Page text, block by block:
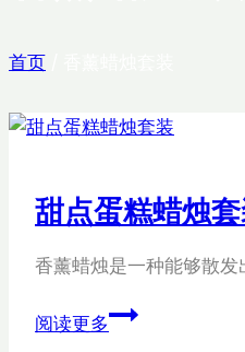
首页
甜点蛋糕蜡烛
香薰蜡烛是一种能够散
阅读更多甜